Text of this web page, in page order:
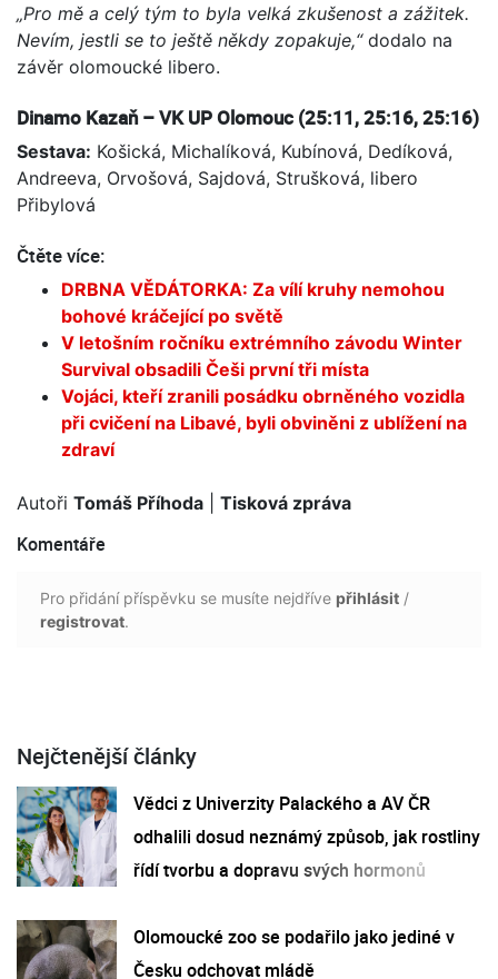
„Pro mě a celý tým to byla velká zkušenost a zážitek.
Nevím, jestli se to ještě někdy zopakuje,“dodalo na
závěr olomoucké libero.
Dinamo Kazaň – VK UP Olomouc (25:11, 25:16, 25:16)
Sestava: Košická, Michalíková, Kubínová, Dedíková,
Andreeva, Orvošová, Sajdová, Strušková, libero
Přibylová
Čtěte více:
DRBNA VĚDÁTORKA: Za vílí kruhy nemohou
bohové kráčející po světě
V letošním ročníku extrémního závodu Winter
Survival obsadili Češi první tři místa
Vojáci, kteří zranili posádku obrněného vozidla
při cvičení na Libavé, byli obviněni z ublížení na
zdraví
Autoři Tomáš Příhoda Tisková zpráva
Komentáře
Pro přidání příspěvku se musíte nejdříve přihlásit /
registrovat.
Nejčtenější články
Vědci z Univerzity Palackého a AV ČR
odhalili dosud neznámý způsob, jak rostliny
řídí tvorbu a dopravu svých hormonů
Olomoucké zoo se podařilo jako jediné v
Česku odchovat mládě